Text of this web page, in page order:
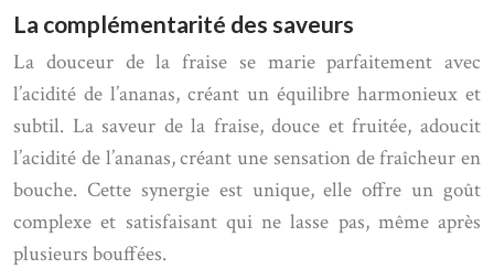
La complémentarité des saveurs
La douceur de la fraise se marie parfaitement avec
l’acidité de l’ananas, créant un équilibre harmonieux et
subtil. La saveur de la fraise, douce et fruitée, adoucit
l’acidité de l’ananas, créant une sensation de fraîcheur en
bouche. Cette synergie est unique, elle offre un goût
complexe et satisfaisant qui ne lasse pas, même après
plusieurs bouffées.